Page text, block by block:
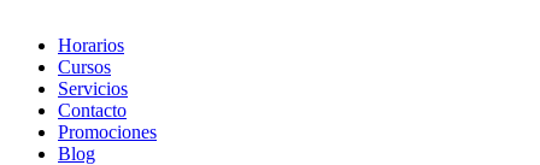
Horarios
Cursos
Servicios
Contacto
Promociones
Blog